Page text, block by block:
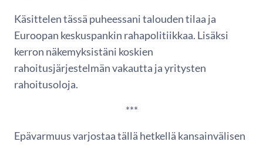
Käsittelen tässä puheessani talouden tilaa ja
Euroopan keskuspankin rahapolitiikkaa. Lisäksi
kerron näkemyksistäni koskien
rahoitusjärjestelmän vakautta ja yritysten
rahoitusoloja.
***
Epävarmuus varjostaa tällä hetkellä kansainvälisen